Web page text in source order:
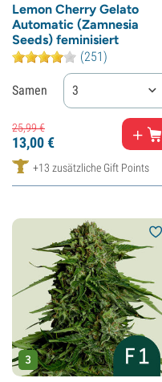
Lemon Cherry Gelato
Automatic (Zamnesia
Seeds) feminisiert
(251)
Samen 3
25,99€
13,00€
+13 zusätzliche Gift Points
3